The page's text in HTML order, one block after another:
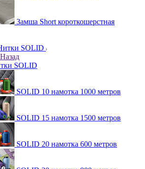
Замша Short короткошерстная
SOLID
Назад
SOLID
SOLID 10 намотка 1000 метров
SOLID 15 намотка 1500 метров
SOLID 20 намотка 600 метров